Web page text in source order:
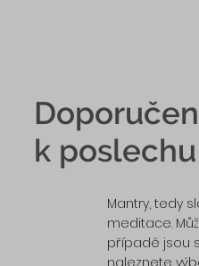
k poslechu
Mantry, tedy
meditace.
případě jsou
naleznete